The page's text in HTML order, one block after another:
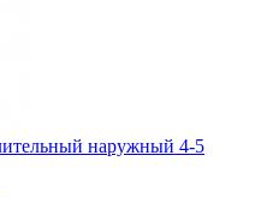
наружный 4-5